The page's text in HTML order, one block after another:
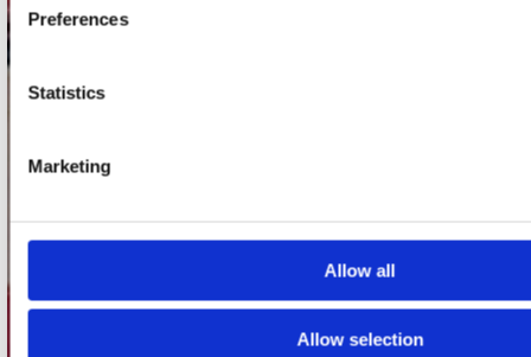
Preferences
Statistics
Marketing
Allow all
Allow selection